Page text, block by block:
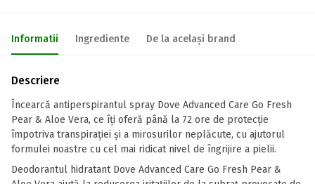
Informatii Ingrediente De la același brand
Descriere
Încearcă antiperspirantul spray Dove Advanced Care Go Fresh
Pear & Aloe Vera, ce îți oferă până la 72 ore de protecție
împotriva transpirației și a mirosurilor neplăcute, cu ajutorul
formulei noastre cu cel mai ridicat nivel de îngrijire a pielii.
Deodorantul hidratant Dove Advanced Care Go Fresh Pear &